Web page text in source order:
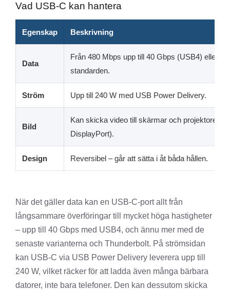
Vad USB-C kan hantera
Egenskap Beskrivning
Data
Från 480 Mbps upp till 40 Gbps (USB4) eller
standarden.
Ström Upp till 240 W med USB Power Delivery.
Bild
Kan skicka video till skärmar och projektorer
DisplayPort).
Design Reversibel – går att sätta i åt båda hållen.
När det gäller data kan en USB-C-port allt från
långsammare överföringar till mycket höga hastigheter
– upp till 40 Gbps med USB4, och ännu mer med de
senaste varianterna och Thunderbolt. På strömsidan
kan USB-C via USB Power Delivery leverera upp till
240 W, vilket räcker för att ladda även många bärbara
datorer, inte bara telefoner. Den kan dessutom skicka